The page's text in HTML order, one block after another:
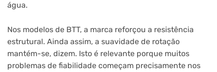
água.
Nos modelos de BTT, a marca reforçou a resistência
estrutural. Ainda assim, a suavidade de rotação
mantém-se, dizem. Isto é relevante porque muitos
problemas de fiabilidade começam precisamente nos